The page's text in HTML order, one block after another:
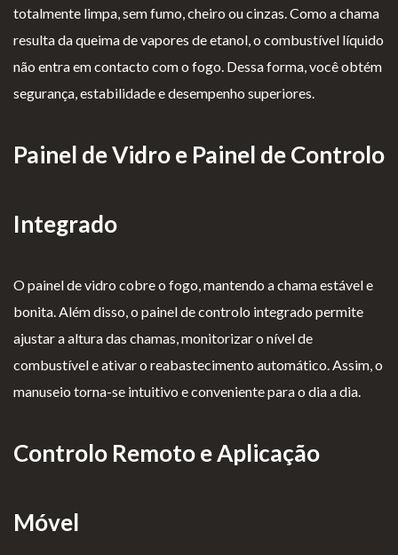
totalmente limpa, sem fumo, cheiro ou cinzas. Como a chama
resulta da queima de vapores de etanol, o combustível líquido
não entra em contacto com o fogo. Dessa forma, você obtém
segurança, estabilidade e desempenho superiores.
Painel de Vidro e Painel de Controlo
Integrado
O painel de vidro cobre o fogo, mantendo a chama estável e
bonita. Além disso, o painel de controlo integrado permite
ajustar a altura das chamas, monitorizar o nível de
combustível e ativar o reabastecimento automático. Assim, o
manuseio torna-se intuitivo e conveniente para o dia a dia.
Controlo Remoto e Aplicação
Móvel